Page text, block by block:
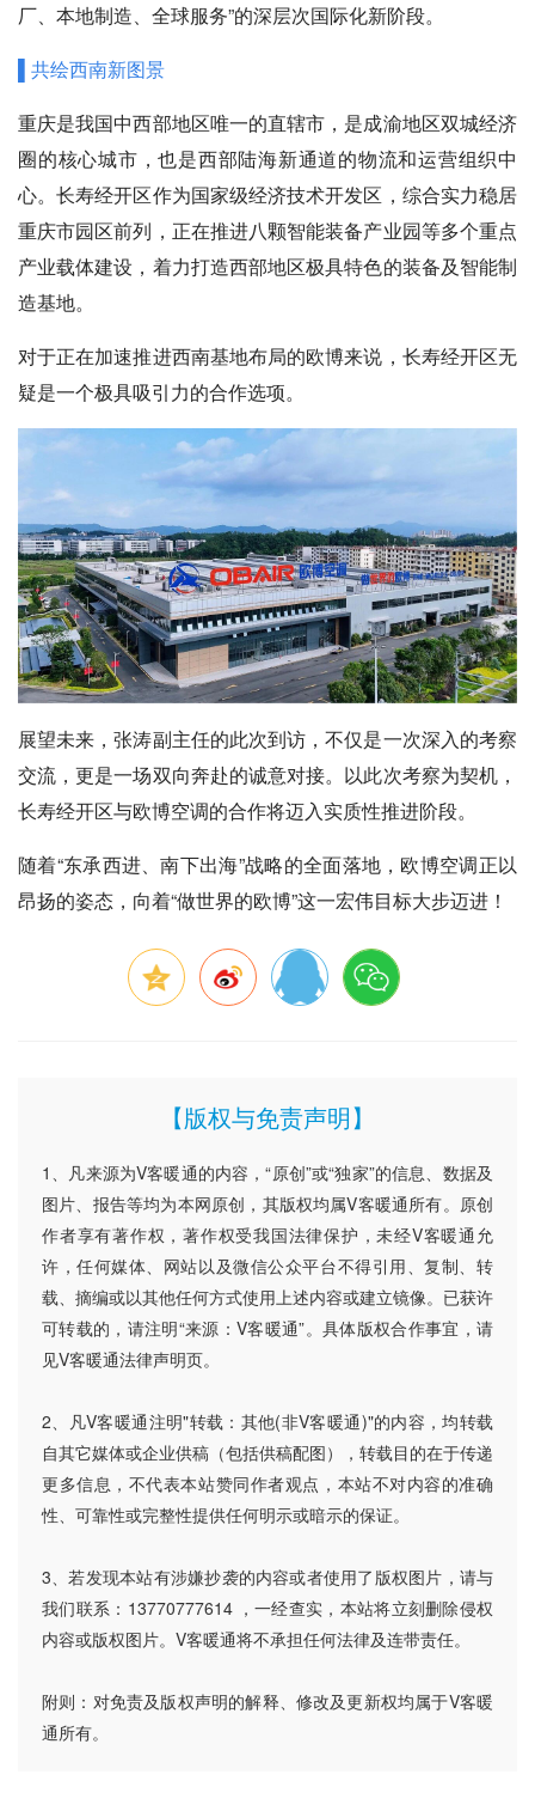
厂、本地制造、全球服务”的深层次国际化新阶段。
▌共绘西南新图景
重庆是我国中西部地区唯一的直辖市，是成渝地区双城经济
圈的核心城市，也是西部陆海新通道的物流和运营组织中
心。长寿经开区作为国家级经济技术开发区，综合实力稳居
重庆市园区前列，正在推进八颗智能装备产业园等多个重点
产业载体建设，着力打造西部地区极具特色的装备及智能制
造基地。
对于正在加速推进西南基地布局的欧博来说，长寿经开区无
疑是一个极具吸引力的合作选项。
展望未来，张涛副主任的此次到访，不仅是一次深入的考察
交流，更是一场双向奔赴的诚意对接。以此次考察为契机，
长寿经开区与欧博空调的合作将迈入实质性推进阶段。
随着“东承西进、南下出海”战略的全面落地，欧博空调正以
昂扬的姿态，向着“做世界的欧博”这一宏伟目标大步迈进！
【版权与免责声明】
1、凡来源为V客暖通的内容，“原创”或“独家”的信息、数据及
图片、报告等均为本网原创，其版权均属V客暖通所有。原创
作者享有著作权，著作权受我国法律保护，未经V客暖通允
许，任何媒体、网站以及微信公众平台不得引用、复制、转
载、摘编或以其他任何方式使用上述内容或建立镜像。已获许
可转载的，请注明“来源：V客暖通”。具体版权合作事宜，请
见V客暖通法律声明页。
2、凡V客暖通注明"转载：其他(非V客暖通)"的内容，均转载
自其它媒体或企业供稿（包括供稿配图），转载目的在于传递
更多信息，不代表本站赞同作者观点，本站不对内容的准确
性、可靠性或完整性提供任何明示或暗示的保证。
3、若发现本站有涉嫌抄袭的内容或者使用了版权图片，请与
我们联系：13770777614 ，一经查实，本站将立刻删除侵权
内容或版权图片。V客暖通将不承担任何法律及连带责任。
附则：对免责及版权声明的解释、修改及更新权均属于V客暖
通所有。